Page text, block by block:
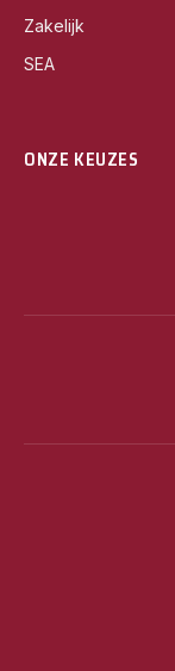
Zakelijk
SEA
ONZE KEUZES